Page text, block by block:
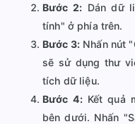
Bước 2: Dán dữ
tính" ở phía trên.
Bước 3: Nhấn nút
sẽ sử dụng thư
tích dữ liệu.
Bước 4:Kết quả
bên dưới. Nhấn